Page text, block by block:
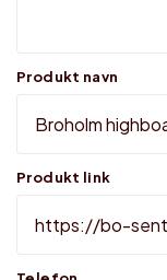
Produkt navn
Produkt link